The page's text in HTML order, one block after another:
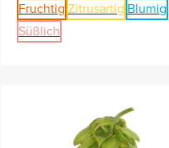
Fruchtig Zitrusartig Blumig
Süßlich